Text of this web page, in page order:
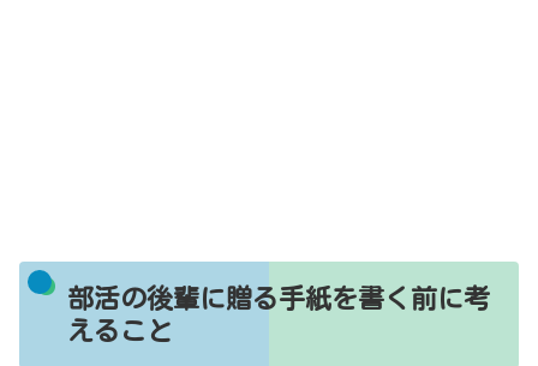
部活の後輩に贈る手紙を書く前に考
えること